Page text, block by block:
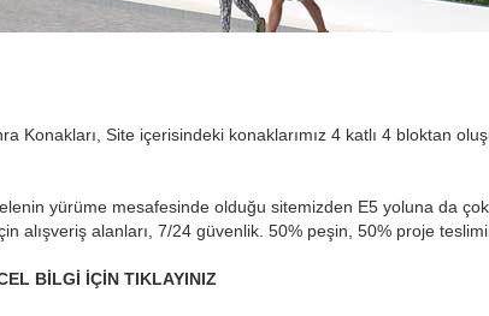
Konakları, Site içerisindeki konaklarımız 4 katlı 4 bloktan
yürüme mesafesinde olduğu sitemizden E5 yoluna da
alışveriş alanları, 7/24 güvenlik. 50% peşin, 50% proje
BİLGİ İÇİN TIKLAYINIZ